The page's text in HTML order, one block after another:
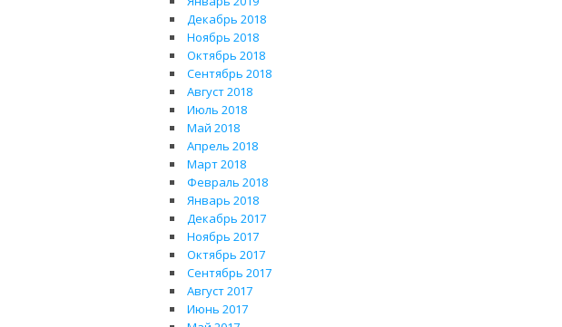
Декабрь 2018
Ноябрь 2018
Октябрь 2018
Сентябрь 2018
Август 2018
Июль 2018
Май 2018
Апрель 2018
Март 2018
Февраль 2018
Январь 2018
Декабрь 2017
Ноябрь 2017
Октябрь 2017
Сентябрь 2017
Август 2017
Июнь 2017